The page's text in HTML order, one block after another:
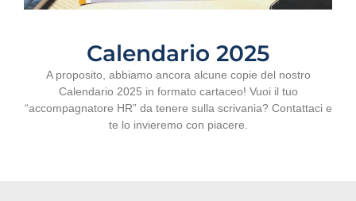
Calendario 2025
A proposito, abbiamo ancora alcune copie del nostro
Calendario 2025 in formato cartaceo! Vuoi il tuo
“accompagnatore HR” da tenere sulla scrivania? Contattaci e
te lo invieremo con piacere.